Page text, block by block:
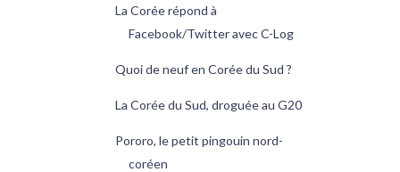
La Corée répond à
Facebook/Twitter avec C-Log
Quoi de neuf en Corée du Sud ?
La Corée du Sud, droguée au G20
Pororo, le petit pingouin nord-
coréen